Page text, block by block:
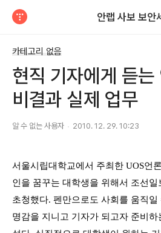
안랩 사보 보안
카테고리 없음
현직 기자에게 듣는
비결과 실제 업무
알 수 없는 사용자 2010. 12. 29. 10:23
서울시립대학교에서 주최 한 UOS언
인을 꿈꾸는 대학생을 위해서 조선일
초청했다. 펜만으로도 사회를 움직일
명감을 지니고 기자가 되고자 준비